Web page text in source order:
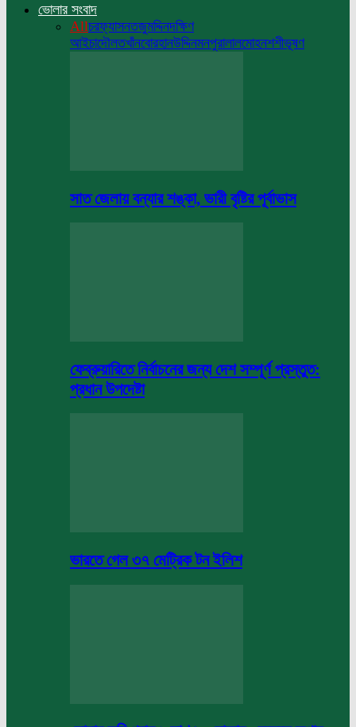
ভোলার সংবাদ
Allচরফ্যাসনতজুমদ্দিনদক্ষিণ
আইচাদৌলতখাঁনবোরহানউদ্দিনমনপুরালালমোহনশশীভূষণ
সাত জেলায় বন্যার শঙ্কা, ভারী বৃষ্টির পূর্বাভাস
ফেব্রুয়ারিতে নির্বাচনের জন্য দেশ সম্পূর্ণ প্রস্তুত:
প্রধান উপদেষ্টা
ভারতে গেল ৩৭ মেট্রিক টন ইলিশ